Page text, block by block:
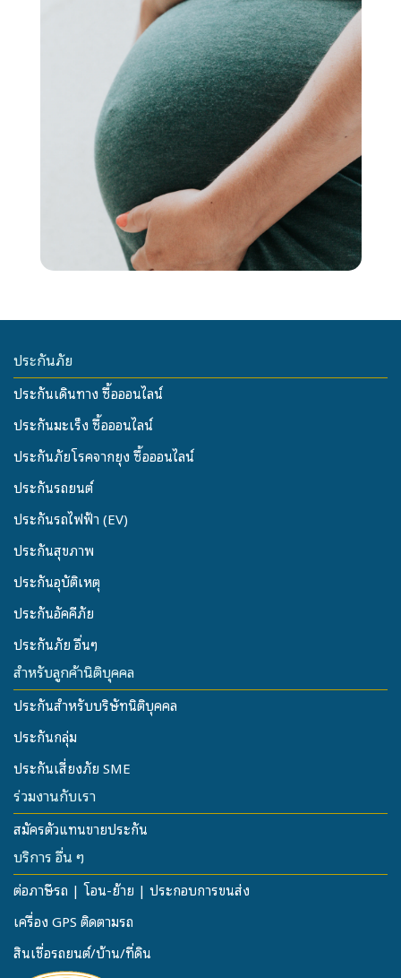
ประกันภัย
ประกันเดินทาง ซื้อออนไลน์
ประกันมะเร็ง ซื้อออนไลน์
ประกันภัยโรคจากยุง ซื้อออนไลน์
ประกันรถยนต์
ประกันรถไฟฟ้า (EV)
ประกันสุขภาพ
ประกันอุบัติเหตุ
ประกันอัคคีภัย
ประกันภัย อื่นๆ
สำหรับลูกค้านิติบุคคล
ประกันสำหรับบริษัทนิติบุคคล
ประกันกลุ่ม
ประกันเสี่ยงภัย SME
ร่วมงานกับเรา
สมัครตัวแทนขายประกัน
บริการ อื่น ๆ
ต่อภาษีรถ | โอน-ย้าย | ประกอบการขนส่ง
เครื่อง GPS ติดตามรถ
สินเชื่อรถยนต์/บ้าน/ที่ดิน